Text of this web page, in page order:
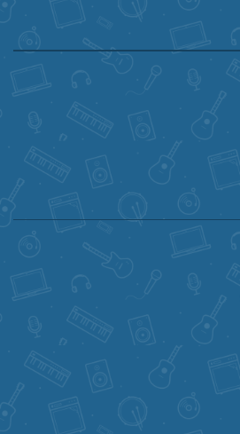
احسان دریادل
احسان علیانی
احسان کمری
احمد اسلامی
احمد نوریان
ارسی بند